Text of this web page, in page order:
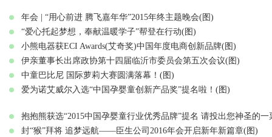
年会 | “用心前进 腾飞嘉年华”2015年终主题晚会(图)
“爱心托起梦想，奉献温暖学子”帮登在行动(图)
小熊电器获ECI Awards(艾奇奖)中国年度电商创新品牌(图)
伊亲董事长出席政协第十四届临沂市委员会第五次会议(图)
中童巴比尼 国际萝莉大赛圆满落幕！(图)
爱为诺艾威尔入选“中国孕婴童创新产品奖”提名啦！(图)
抱抱熊获选“2015中国孕婴童行业优秀品牌”提名 请投出您神圣的一
封“猴”拜将 追梦远航——臣生公司2016年会开启新年新篇章(图)